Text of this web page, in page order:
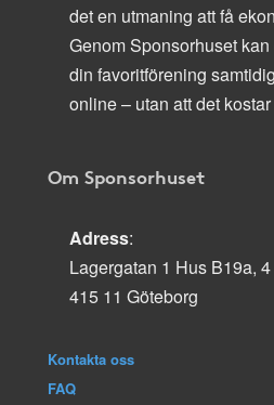
det en utmaning att få
Genom Sponsorhuset
din favoritförening
online – utan att det
Om Sponsorhuset
Adress:
Lagergatan 1 Hus B19a, 4
415 11 Göteborg
Kontakta oss
FAQ